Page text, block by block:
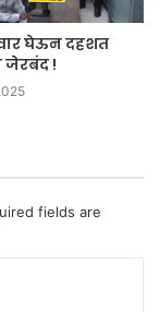
घेऊन दहशत
जेरबंद !
fields are